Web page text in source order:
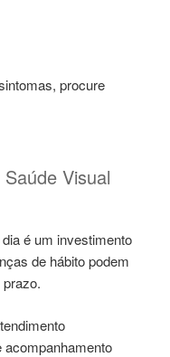
procure
Visual
é um investimento
de hábito podem